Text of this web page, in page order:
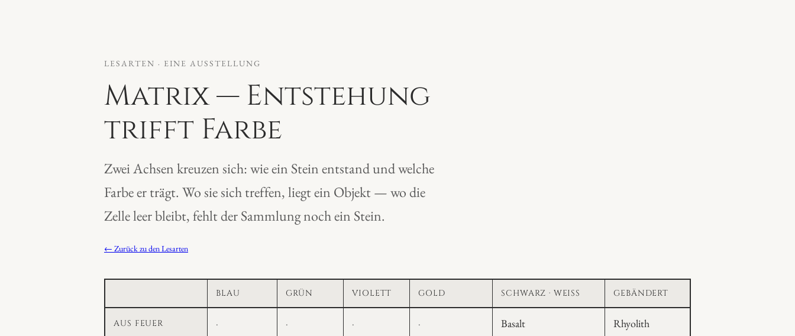
LESARTEN · EINE AUSSTELLUNG
Matrix — Entstehung
trifft Farbe
Zwei Achsen kreuzen sich: wie ein Stein entstand und welche
Farbe er trägt. Wo sie sich treffen, liegt ein Objekt — wo die
Zelle leer bleibt, fehlt der Sammlung noch ein Stein.
← Zurück zu den Lesarten
BLAU GRÜN VIOLETT GOLD SCHWARZ · WEISS GEBÄNDERT
AUS FEUER
Lücke
·
Lücke
·
Lücke
·
Lücke
· Basalt Rhyolith